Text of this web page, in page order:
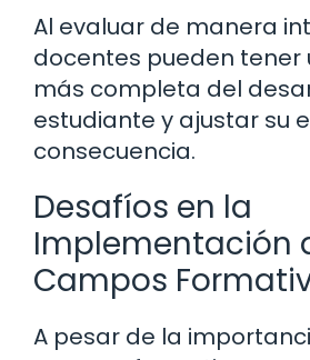
Al evaluar de manera
docentes pueden tener
más completa del
estudiante y ajustar su
consecuencia.
Desafíos en la
Implementación
Campos
A pesar de la